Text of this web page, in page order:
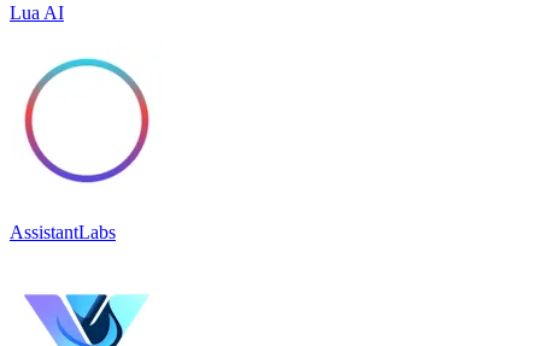
Lua AI
AssistantLabs